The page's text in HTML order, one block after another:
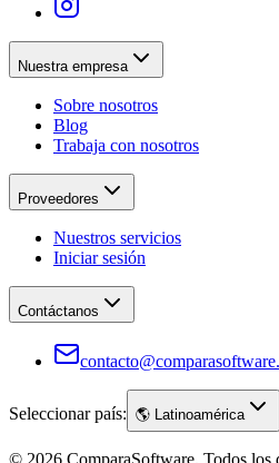
Nuestra empresa
Sobre nosotros
Blog
Trabaja con nosotros
Proveedores
Nuestros servicios
Iniciar sesión
Contáctanos
Seleccionar país: 🌎 Latinoamérica
© 2026 ComparaSoftware. Todos los